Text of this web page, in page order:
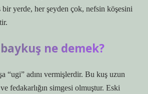
bir yerde, her şeyden çok, nefsin köşesini
ne demek?
“ugi” adını vermişlerdir. Bu kuş uzun
fedakarlığın simgesi olmuştur. Eski